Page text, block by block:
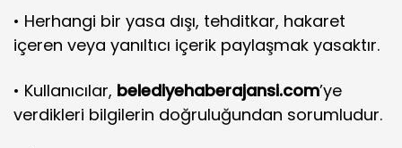
• Herhangi bir yasa dışı, tehditkar, hakaret
içeren veya yanıltıcı içerik paylaşmak yasaktır.
• Kullanıcılar, belediyehaberajansi.com’ye
verdikleri bilgilerin doğruluğundan sorumludur.